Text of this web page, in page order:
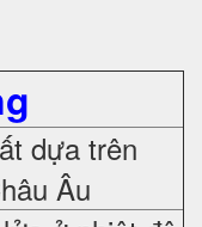
dựa trên
Âu